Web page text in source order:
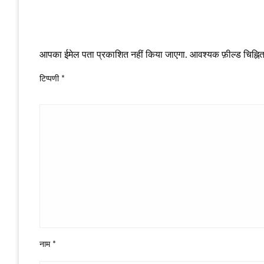
आपका ईमेल पता प्रकाशित नहीं किया जाएगा. आवश्यक फ़ील्ड
टिप्पणी *
नाम *